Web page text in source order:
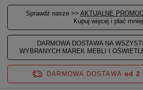
Sprawdź nasze >> AKTUALNE
Kupuj więcej i płać
DARMOWA DOSTAWA NA
WYBRANYCH MAREK MEBLI I
DARMOWA DOSTAWA od 2